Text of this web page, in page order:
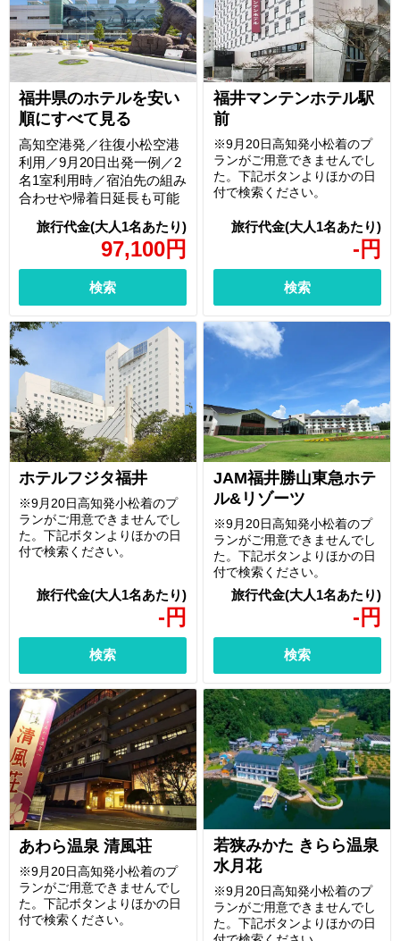
福井県のホテルを安い
順にすべて見る
97,100円
高知空港発／往復小松空港
利用／9月20日出発一例／2
名1室利用時／宿泊先の組み
合わせや帰着日延長も可能
検索
福井マンテンホテル駅
前
- 円
※9月20日高知発小松着のプ
ランがご用意できませんでし
た。下記ボタンよりほかの日
付で検索ください。
検索
ホテルフジタ福井
- 円
※9月20日高知発小松着のプ
ランがご用意できませんでし
た。下記ボタンよりほかの日
付で検索ください。
検索
JAM福井勝山東急ホテ
ル&リゾーツ
- 円
※9月20日高知発小松着のプ
ランがご用意できませんでし
た。下記ボタンよりほかの日
付で検索ください。
検索
あわら温泉 清風荘
※9月20日高知発小松着のプ
ランがご用意できませんでし
た。下記ボタンよりほかの日
付で検索ください。
若狭みかた きらら温泉
水月花
※9月20日高知発小松着のプ
ランがご用意できませんでし
た。下記ボタンよりほかの日